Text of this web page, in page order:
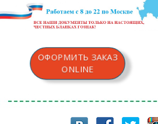
ОФОРМИТЬ ЗАКАЗ
ONLINE